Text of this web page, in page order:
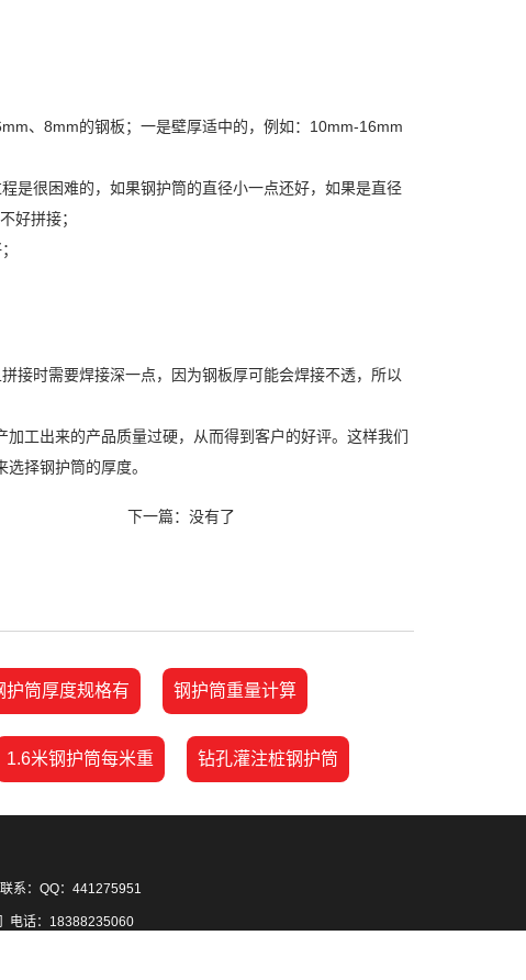
、8mm的钢板；一是壁厚适中的，例如：10mm-16mm
很困难的，如果钢护筒的直径小一点还好，如果是直径
好拼接；
时需要焊接深一点，因为钢板厚可能会焊接不透，所以
工出来的产品质量过硬，从而得到客户的好评。这样我们
择钢护筒的厚度。
下一篇：没有了
护筒厚度规格有 钢护筒重量计算
1.6米钢护筒每米重 钻孔灌注桩钢护筒
系：QQ：441275951
电话：18388235060